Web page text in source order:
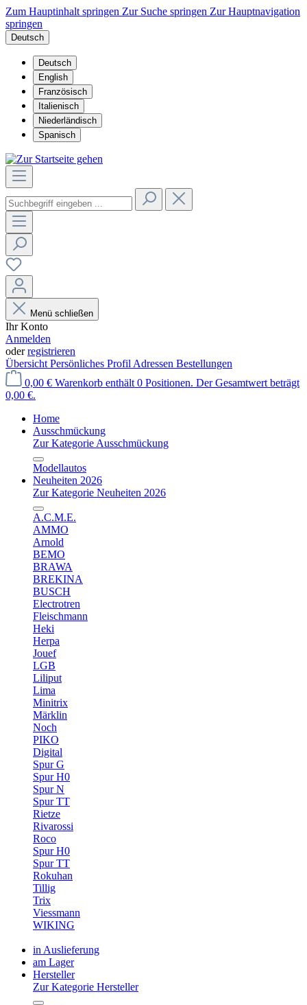
Zum Hauptinhalt springen Zur Suche springen Zur Hauptnavigation
springen
Deutsch
Deutsch
English
Französisch
Italienisch
Niederländisch
Spanisch
Menü schließen
Ihr Konto
Anmelden
oderregistrieren
Übersicht Persönliches Profil Adressen Bestellungen
0,00 € Warenkorb enthält 0 Positionen. Der Gesamtwert beträgt
0,00 €.
Home
Ausschmückung
Zur Kategorie Ausschmückung
Modellautos
Neuheiten 2026
Zur Kategorie Neuheiten 2026
A.C.M.E.
AMMO
Arnold
BEMO
BRAWA
BREKINA
BUSCH
Electrotren
Fleischmann
Heki
Herpa
Jouef
LGB
Liliput
Lima
Minitrix
Märklin
Noch
PIKO
Digital
Spur G
Spur H0
Spur N
Spur TT
Rietze
Rivarossi
Roco
Spur H0
Spur TT
Rokuhan
Tillig
Trix
Viessmann
WIKING
in Auslieferung
am Lager
Hersteller
Zur Kategorie Hersteller